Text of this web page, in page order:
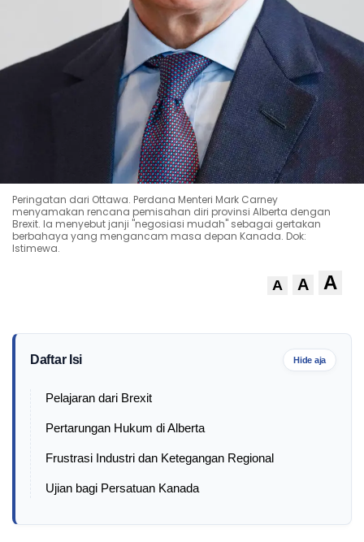
Peringatan dari Ottawa. Perdana Menteri Mark Carney
menyamakan rencana pemisahan diri provinsi Alberta dengan
Brexit. Ia menyebut janji "negosiasi mudah" sebagai gertakan
berbahaya yang mengancam masa depan Kanada. Dok:
Istimewa.
A A A
Daftar Isi Hide aja
Pelajaran dari Brexit
Pertarungan Hukum di Alberta
Frustrasi Industri dan Ketegangan Regional
Ujian bagi Persatuan Kanada